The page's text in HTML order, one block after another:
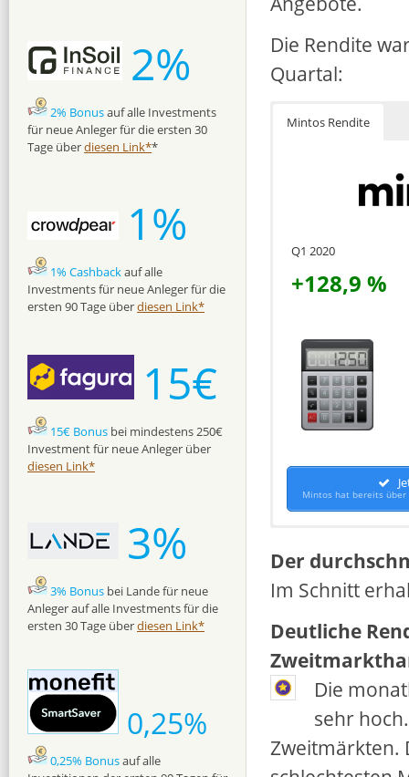
Die Rendite
Quartal:
Mintos Rendite
Q1 2020
+128,9 %
Mintos hat bereits über
Der
Im Schnitt
Deutliche
Die
sehr
Zweitmärkten.
2%
2% Bonusauf alle Investments
für neue Anleger für die ersten 30
Tage überdiesen Link**
1%
1% Cashbackauf alle
Investments für neue Anleger für die
ersten 90 Tage überdiesen Link*
15€
15€ Bonus bei mindestens 250€
Investment für neue Anleger über
diesen Link*
3%
3% Bonus bei Lande für neue
Anleger auf alle Investments für die
ersten 30 Tage überdiesen Link*
0,25%
0,25% Bonusauf alle